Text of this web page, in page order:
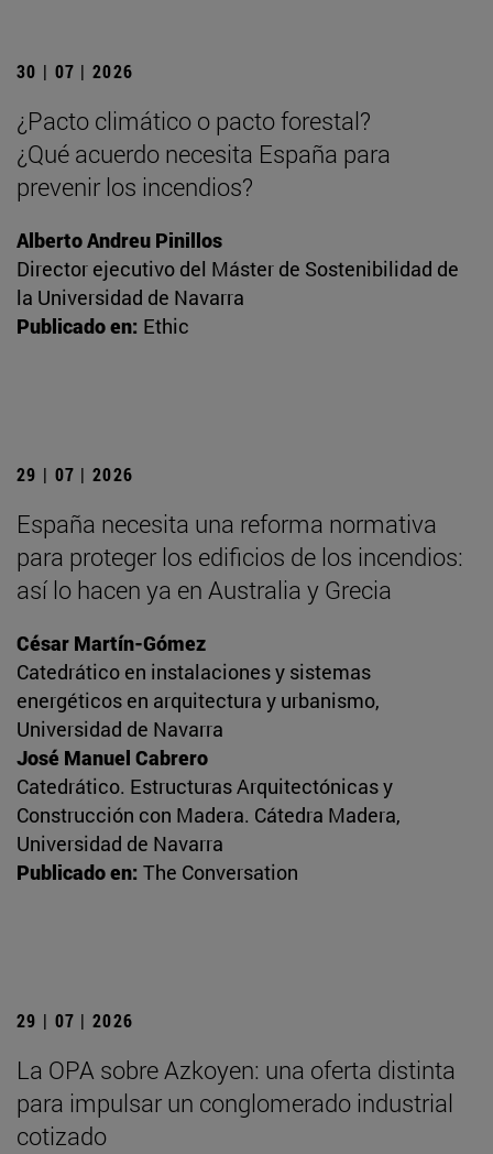
30 | 07 | 2026
¿Pacto climático o pacto forestal?
¿Qué acuerdo necesita España para
prevenir los incendios?
Alberto Andreu Pinillos
Director ejecutivo del Máster de Sostenibilidad de
la Universidad de Navarra
Publicado en: Ethic
29 | 07 | 2026
España necesita una reforma normativa
para proteger los edificios de los incendios:
así lo hacen ya en Australia y Grecia
César Martín-Gómez
Catedrático en instalaciones y sistemas
energéticos en arquitectura y urbanismo,
Universidad de Navarra
José Manuel Cabrero
Catedrático. Estructuras Arquitectónicas y
Construcción con Madera. Cátedra Madera,
Universidad de Navarra
Publicado en: The Conversation
29 | 07 | 2026
La OPA sobre Azkoyen: una oferta distinta
para impulsar un conglomerado industrial
cotizado